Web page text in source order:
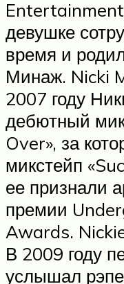
девушке
время и
Минаж. Nicki
2007 году
дебютный
Over», за
микстейп
ее признали
премии
Awards.
В 2009 году
услышал